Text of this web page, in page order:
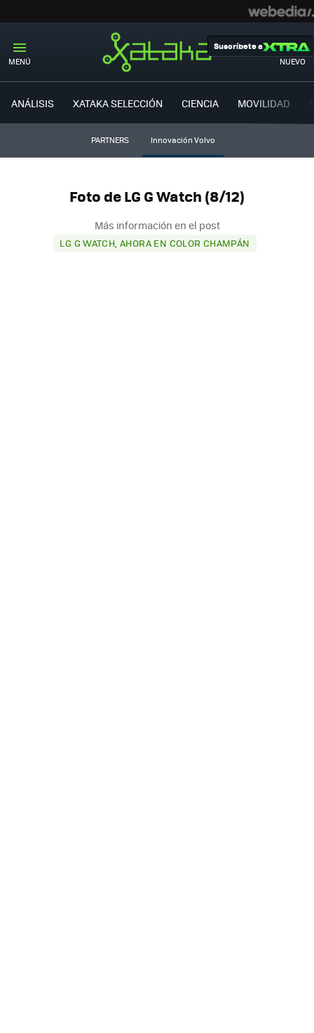
MENÚ NUEVO
Suscríbete a
ANÁLISIS XATAKA SELECCIÓN CIENCIA MOVILIDAD
PARTNERS Innovación Volvo
Foto de LG G Watch (8/12)
Más información en el post
LG G WATCH, AHORA EN COLOR CHAMPÁN